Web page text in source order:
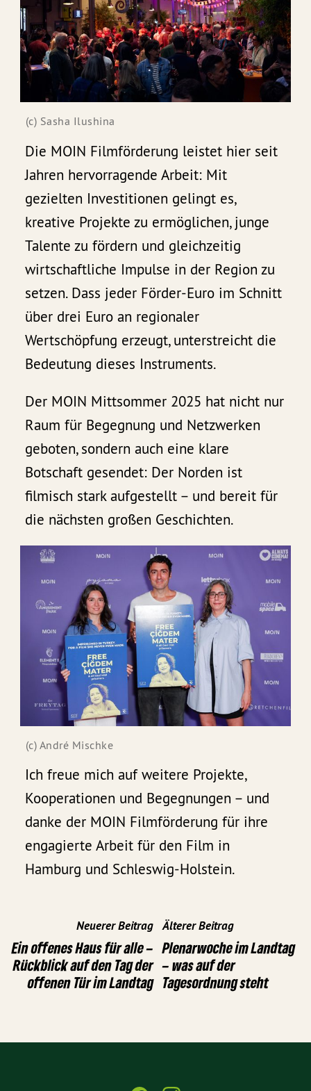
(c) Sasha Ilushina
Die MOIN Filmförderung leistet hier seit
Jahren hervorragende Arbeit: Mit
gezielten Investitionen gelingt es,
kreative Projekte zu ermöglichen, junge
Talente zu fördern und gleichzeitig
wirtschaftliche Impulse in der Region zu
setzen. Dass jeder Förder-Euro im Schnitt
über drei Euro an regionaler
Wertschöpfung erzeugt, unterstreicht die
Bedeutung dieses Instruments.
Der MOIN Mittsommer 2025 hat nicht nur
Raum für Begegnung und Netzwerken
geboten, sondern auch eine klare
Botschaft gesendet: Der Norden ist
filmisch stark aufgestellt – und bereit für
die nächsten großen Geschichten.
(c) André Mischke
Ich freue mich auf weitere Projekte,
Kooperationen und Begegnungen – und
danke der MOIN Filmförderung für ihre
engagierte Arbeit für den Film in
Hamburg und Schleswig-Holstein.
Neuerer Beitrag
Ein offenes Haus für alle –
Rückblick auf den Tag der
offenen Tür im Landtag
Älterer Beitrag
Plenarwoche im Landtag
– was auf der
Tagesordnung steht